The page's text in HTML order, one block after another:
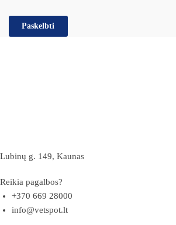
Lubinų g. 149, Kaunas
Reikia pagalbos?
+370 669 28000
info@vetspot.lt